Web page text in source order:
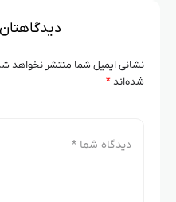
دیدگاهتان
نشانی ایمیل شما منتشر نخواهد شد.
شده‌اند*